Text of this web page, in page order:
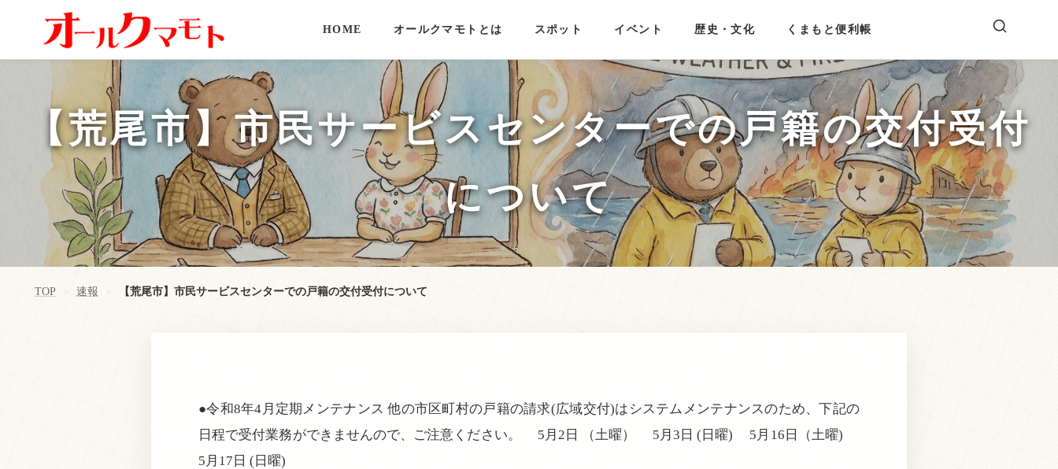
HOME オールクマモトとは スポット イベント 歴史・文化 くまもと便利帳
【荒尾市】市民サービスセンターでの戸籍の交付受付
について
TOP > 速報 > 【荒尾市】市民サービスセンターでの戸籍の交付受付について
●令和8年4月定期メンテナンス 他の市区町村の戸籍の請求(広域交付)はシステムメンテナンスのため、下記の
日程で受付業務ができませんので、ご注意ください。 5月2日 （土曜） 5月3日 (日曜) 5月16日（土曜)
5月17日 (日曜)